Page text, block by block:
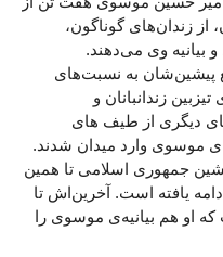
زندان‌های گوناگون،
بیانیه وی می‌دهند.
پیشین‌شان به نسبت‌های
زندانبانان و
دیگری از طیف ‌های
موسوی وارد میدان شدند.
جمهوری اسلامی تا همین
یافته است. آخرین‌اش تا
او هم بیانیه‌ی موسوی را